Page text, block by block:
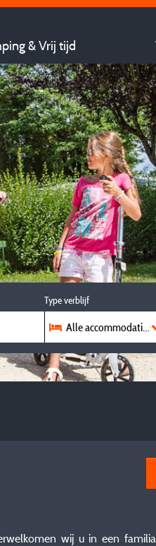
& Vrij tijd
Type verblijf
Alle accommodaties
wij u in een